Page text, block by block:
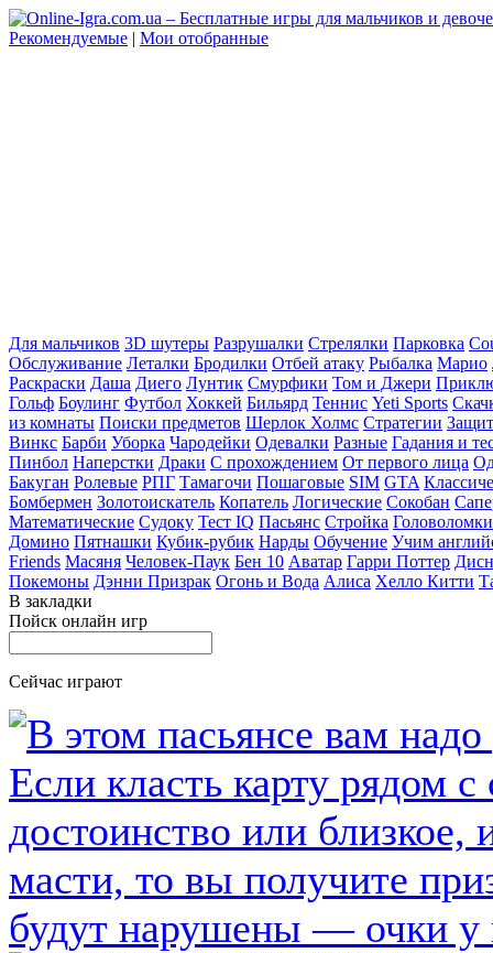
Рекомендуемые | Мои отобранные
Для мальчиков 3D шутеры Разрушалки Стрелялки Парковка
Обслуживание Леталки Бродилки Отбей атаку Рыбалка Марио
Раскраски Даша Диего Лунтик Смурфики Том и Джери
Гольф Боулинг Футбол Хоккей Бильярд Теннис Yeti Sports
из комнаты Поиски предметов Шерлок Холмс Стратегии
Винкс Барби Уборка Чародейки Одевалки Разные Гадания и
Пинбол Наперстки Драки С прохождением От первого лица
Бакуган Ролевые РПГ Тамагочи Пошаговые SIM GTA
Бомбермен Золотоискатель Копатель Логические Сокобан
Математические Судоку Тест IQ Пасьянс Стройка Головоломки
Домино Пятнашки Кубик-рубик Нарды Обучение Учим
Friends Масяня Человек-Паук Бен 10 Аватар Гарри Поттер
Покемоны Дэнни Призрак Огонь и Вода Алиса Хелло Китти
В закладки
Пойск онлайн игр
Сейчас играют